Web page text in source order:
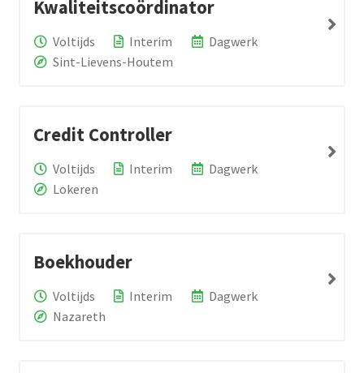
Kwaliteitscoördinator
Voltijds Interim
Dagwerk
Sint-Lievens-Houtem
Credit Controller
Voltijds Interim
Dagwerk
Lokeren
Boekhouder
Voltijds Interim
Dagwerk
Nazareth